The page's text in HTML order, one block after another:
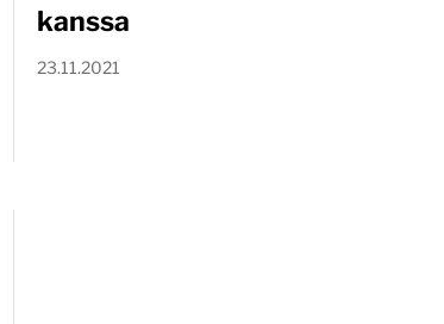
kanssa
23.11.2021